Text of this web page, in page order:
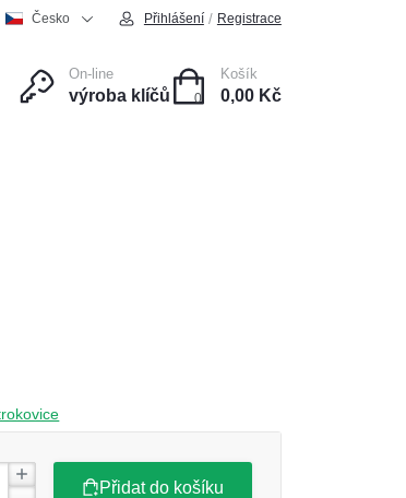
Česko Přihlášení / Registrace
On-line
výroba klíčů 0
Košík
0,00 Kč
Přidat do košíku